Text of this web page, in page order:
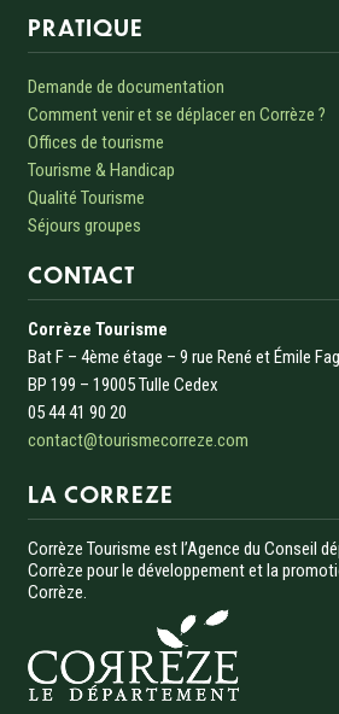
PRATIQUE
Demande de documentation
Comment venir et se déplacer en Corrèze ?
Offices de tourisme
Tourisme & Handicap
Qualité Tourisme
Séjours groupes
CONTACT
Corrèze Tourisme
Bat F – 4ème étage – 9 rue René et Émile
BP 199 – 19005 Tulle Cedex
05 44 41 90 20
contact@tourismecorreze.com
LA CORREZE
Corrèze Tourisme est l’Agence du Conseil
Corrèze pour le développement et la
Corrèze.